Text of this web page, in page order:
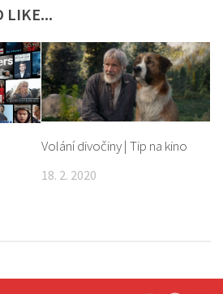
LIKE...
Volání divočiny | Tip na kino
18. 2. 2020